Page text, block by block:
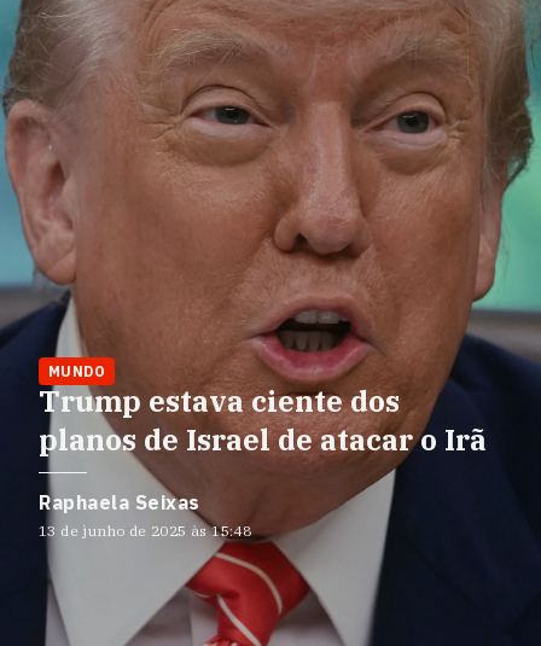
MUNDO
Trump estava ciente dos
planos de Israel de atacar o Irã
Raphaela Seixas
13 de junho de 2025 às 15:48